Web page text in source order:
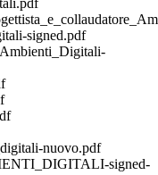
signed.pdf
nuovo.pdf
signed-